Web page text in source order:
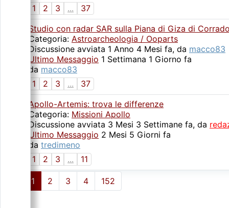
1
2 3 ...
37
Studio con radar SAR sulla Piana di Giza di
Categoria: Astroarcheologia / Ooparts
Discussione avviata 1 Anno 4 Mesi fa, da macco83
Ultimo Messaggio 1 Settimana 1 Giorno fa
da macco83
1
2 3 ...
37
Apollo-Artemis: trova le differenze
Categoria: Missioni Apollo
Discussione avviata 3 Mesi 3 Settimane fa, da
Ultimo Messaggio 2 Mesi 5 Giorni fa
da tredimeno
1
2 3 ... 11
1 2 3 4 152